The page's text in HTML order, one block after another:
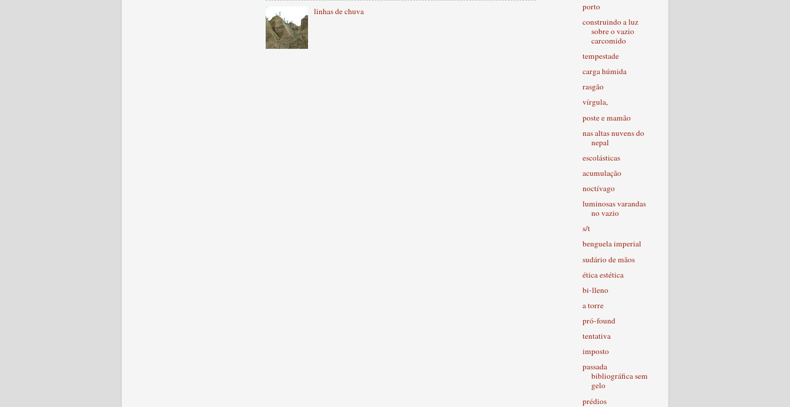
linhas de chuva
porto
construindo a luz
sobre o vazio
carcomido
tempestade
carga húmida
rasgão
vírgula,
poste e mamão
nas altas nuvens do
nepal
escolásticas
acumulação
noctívago
luminosas varandas
no vazio
s/t
benguela imperial
sudário de mãos
ética estética
bi-lleno
a torre
pró-found
tentativa
imposto
passada
bibliográfica sem
gelo
prédios